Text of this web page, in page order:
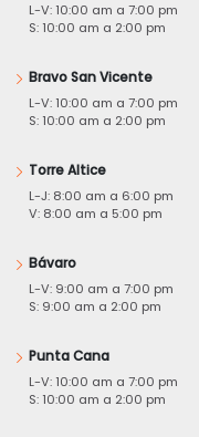
L-V: 10:00 am a 7:00 pm
S: 10:00 am a 2:00 pm
Bravo San Vicente
L-V: 10:00 am a 7:00 pm
S: 10:00 am a 2:00 pm
Torre Altice
L-J: 8:00 am a 6:00 pm
V: 8:00 am a 5:00 pm
Bávaro
L-V: 9:00 am a 7:00 pm
S: 9:00 am a 2:00 pm
Punta Cana
L-V: 10:00 am a 7:00 pm
S: 10:00 am a 2:00 pm